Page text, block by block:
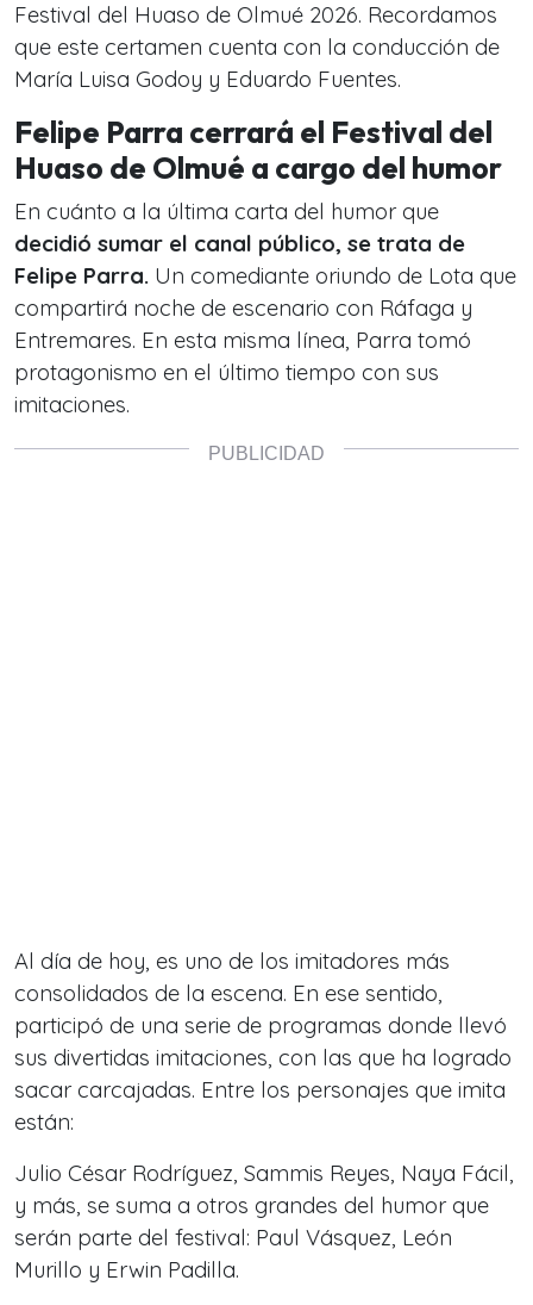
Festival del Huaso de Olmué 2026. Recordamos
que este certamen cuenta con la conducción de
María Luisa Godoy y Eduardo Fuentes.
Felipe Parra cerrará el Festival del
Huaso de Olmué a cargo del humor
En cuánto a la última carta del humor que
decidió sumar el canal público, se trata de
Felipe Parra. Un comediante oriundo de Lota que
compartirá noche de escenario con Ráfaga y
Entremares. En esta misma línea, Parra tomó
protagonismo en el último tiempo con sus
imitaciones.
Al día de hoy, es uno de los imitadores más
consolidados de la escena. En ese sentido,
participó de una serie de programas donde llevó
sus divertidas imitaciones, con las que ha logrado
sacar carcajadas. Entre los personajes que imita
están:
Julio César Rodríguez, Sammis Reyes, Naya Fácil,
y más, se suma a otros grandes del humor que
serán parte del festival: Paul Vásquez, León
Murillo y Erwin Padilla.